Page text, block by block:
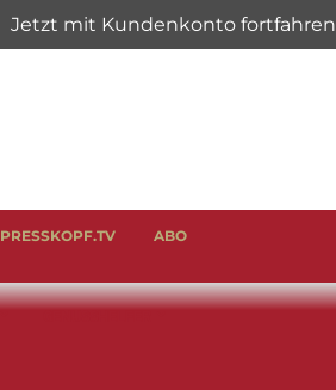
PRESSKOPF.TV ABO